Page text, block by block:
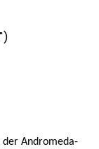
der Andromeda-